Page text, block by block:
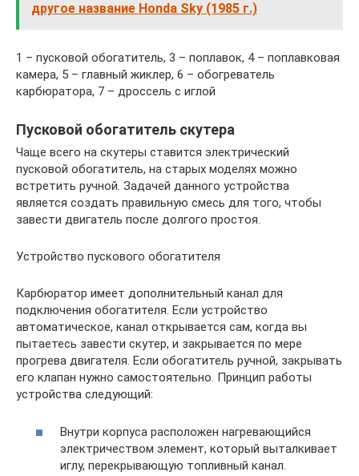
другое название Honda Sky (1985 г.)
1 – пусковой обогатитель, 3 – поплавок, 4 – поплавковая
камера, 5 – главный жиклер, 6 – обогреватель
карбюратора, 7 – дроссель с иглой
Пусковой обогатитель скутера
Чаще всего на скутеры ставится электрический
пусковой обогатитель, на старых моделях можно
встретить ручной. Задачей данного устройства
является создать правильную смесь для того, чтобы
завести двигатель после долгого простоя.
Устройство пускового обогатителя
Карбюратор имеет дополнительный канал для
подключения обогатителя. Если устройство
автоматическое, канал открывается сам, когда вы
пытаетесь завести скутер, и закрывается по мере
прогрева двигателя. Если обогатитель ручной, закрывать
его клапан нужно самостоятельно. Принцип работы
устройства следующий:
Внутри корпуса расположен нагревающийся
электричеством элемент, который выталкивает
иглу, перекрывающую топливный канал.